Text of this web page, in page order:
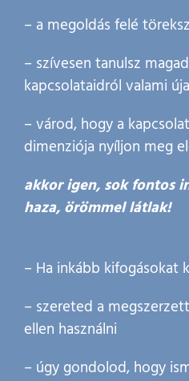
– a megoldás felé
– szívesen tanulsz
kapcsolataidról valami
– várod, hogy a
dimenziója nyíljon meg
akkor igen, sok fontos
haza, örömmel látlak!
– Ha inkább kifogásokat
– szereted a
ellen használni
– úgy gondolod, hogy